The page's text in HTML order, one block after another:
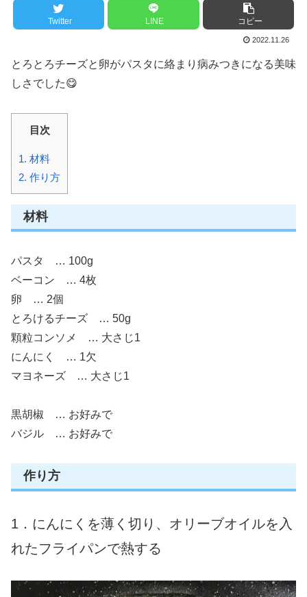
Twitter LINE コピー
2022.11.26
とろとろチーズと卵がパスタに絡まり病みつきになる美味
しさでした😋
目次
1. 材料
2. 作り方
材料
パスタ … 100g
ベーコン … 4枚
卵 … 2個
とろけるチーズ … 50g
顆粒コンソメ … 大さじ1
にんにく … 1欠
マヨネーズ … 大さじ1
黒胡椒 … お好みで
バジル … お好みで
作り方
1．にんにくを薄く切り、オリーブオイルを入
れたフライパンで熱する